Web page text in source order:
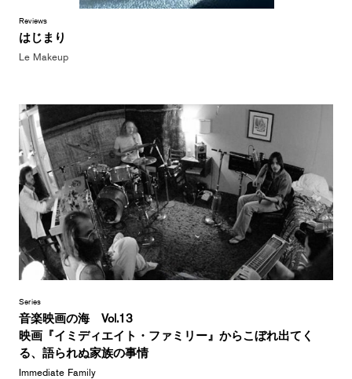
Reviews
はじまり
Le Makeup
Series
音楽映画の海 Vol.13
映画『イミディエイト・ファミリー』からこぼれ出てく
る、語られぬ家族の事情
Immediate Family